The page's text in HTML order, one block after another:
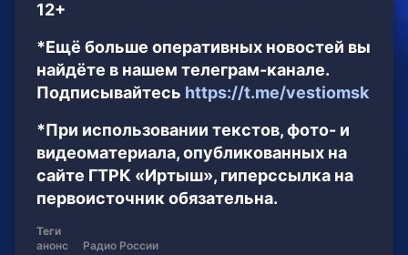
12+
*Ещё больше оперативных новостей вы
найдёте в нашем телеграм-канале.
Подписывайтесь https://t.me/vestiomsk
*При использовании текстов, фото- и
видеоматериала, опубликованных на
сайте ГТРК «Иртыш», гиперссылка на
первоисточник обязательна.
Теги
анонс
Радио России